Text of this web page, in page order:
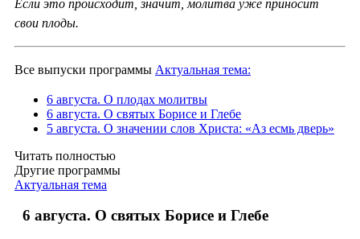
Если это происходит, значит, молитва уже приносит
свои плоды.
Все выпуски программы Актуальная тема:
6 августа. О плодах молитвы
6 августа. О святых Борисе и Глебе
5 августа. О значении слов Христа: «Аз есмь дверь»
Читать полностью
Другие программы
Актуальная тема
6 августа. О святых Борисе и Глебе